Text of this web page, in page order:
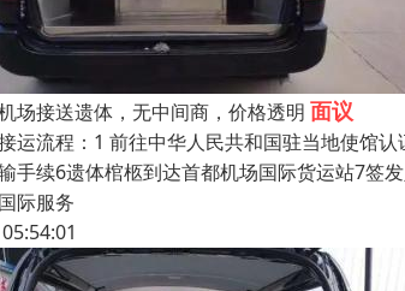
场接送遗体，无中间商，价格透明 面议
运流程：1 前往中华人民共和国驻当地使馆
手续6遗体棺柩到达首都机场国际货运站7签
际服务